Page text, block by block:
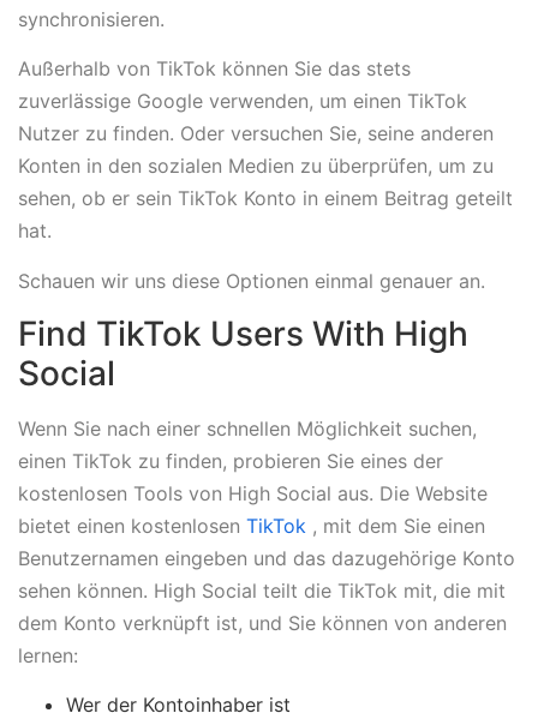
synchronisieren.
Außerhalb von TikTok können Sie das stets
zuverlässige Google verwenden, um einen TikTok
Nutzer zu finden. Oder versuchen Sie, seine anderen
Konten in den sozialen Medien zu überprüfen, um zu
sehen, ob er sein TikTok Konto in einem Beitrag geteilt
hat.
Schauen wir uns diese Optionen einmal genauer an.
Find TikTok Users With High
Social
Wenn Sie nach einer schnellen Möglichkeit suchen,
einen TikTok zu finden, probieren Sie eines der
kostenlosen Tools von High Social aus. Die Website
bietet einen kostenlosen TikTok , mit dem Sie einen
Benutzernamen eingeben und das dazugehörige Konto
sehen können. High Social teilt die TikTok mit, die mit
dem Konto verknüpft ist, und Sie können von anderen
lernen:
Wer der Kontoinhaber ist